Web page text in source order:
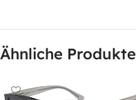
Ähnliche Produkte